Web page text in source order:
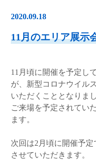
2020.09.18
11月のエリア展示
11月頃に開催を予定し
が、新型コロナウイル
いただくこととなりまし
ご来場を予定されてい
ます。
次回は2月頃に開催予
させていただきます。